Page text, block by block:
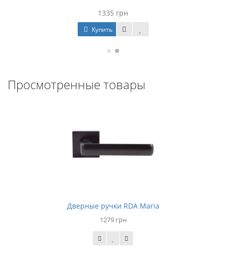
1335 грн
Купить
Просмотренные товары
Дверные ручки RDA Maria
1279 грн